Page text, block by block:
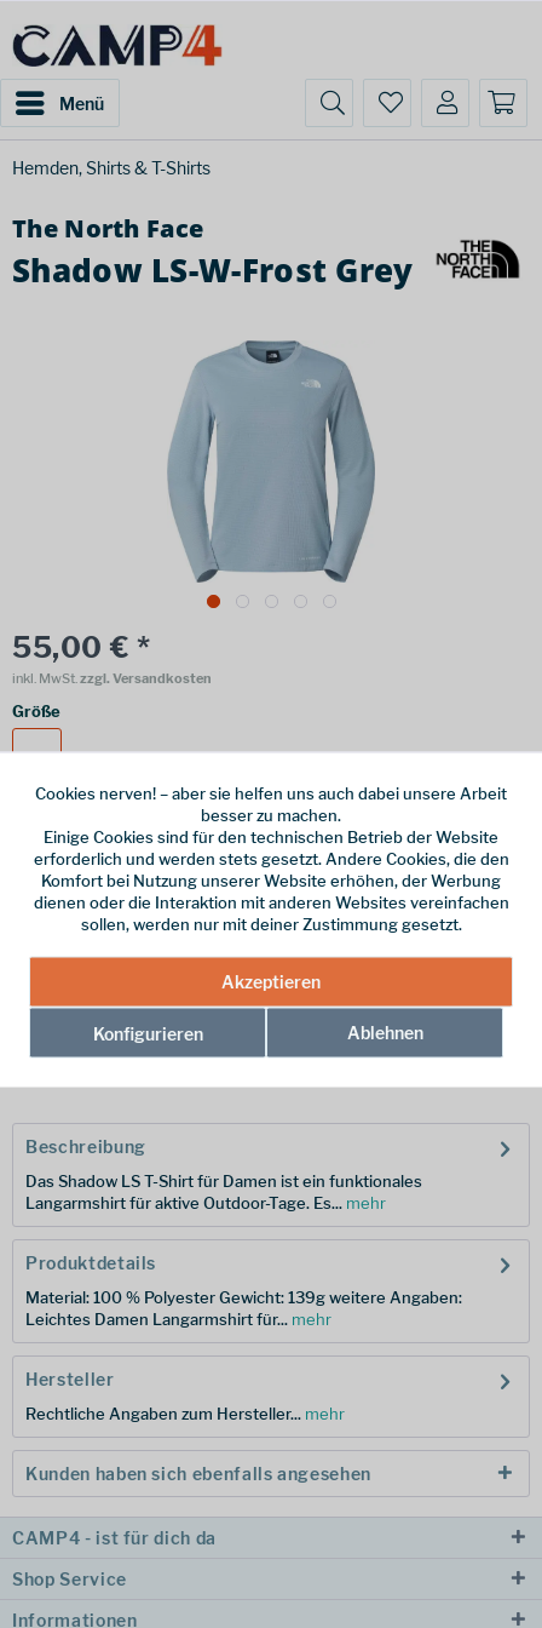
Menü
Hemden, Shirts & T-Shirts
The North Face
Shadow LS-W-Frost Grey
55,00 € *
inkl. MwSt.zzgl. Versandkosten
Größe
XL
Online bestellen Ladenabholung
vorrätig | Lieferzeit 1-3 Werktage
Beschreibung
Das Shadow LS T-Shirt für Damen ist ein funktionales
Langarmshirt für aktive Outdoor-Tage. Es... mehr
Produktdetails
Material: 100 % Polyester Gewicht: 139g weitere Angaben:
Leichtes Damen Langarmshirt für... mehr
Hersteller
Rechtliche Angaben zum Hersteller... mehr
Kunden haben sich ebenfalls angesehen
CAMP4 - ist für dich da
Shop Service
Informationen
Cookies nerven! – aber sie helfen uns auch dabei unsere Arbeit
besser zu machen.
Einige Cookies sind für den technischen Betrieb der Website
erforderlich und werden stets gesetzt. Andere Cookies, die den
Komfort bei Nutzung unserer Website erhöhen, der Werbung
dienen oder die Interaktion mit anderen Websites vereinfachen
sollen, werden nur mit deiner Zustimmung gesetzt.
Akzeptieren
Konfigurieren Ablehnen